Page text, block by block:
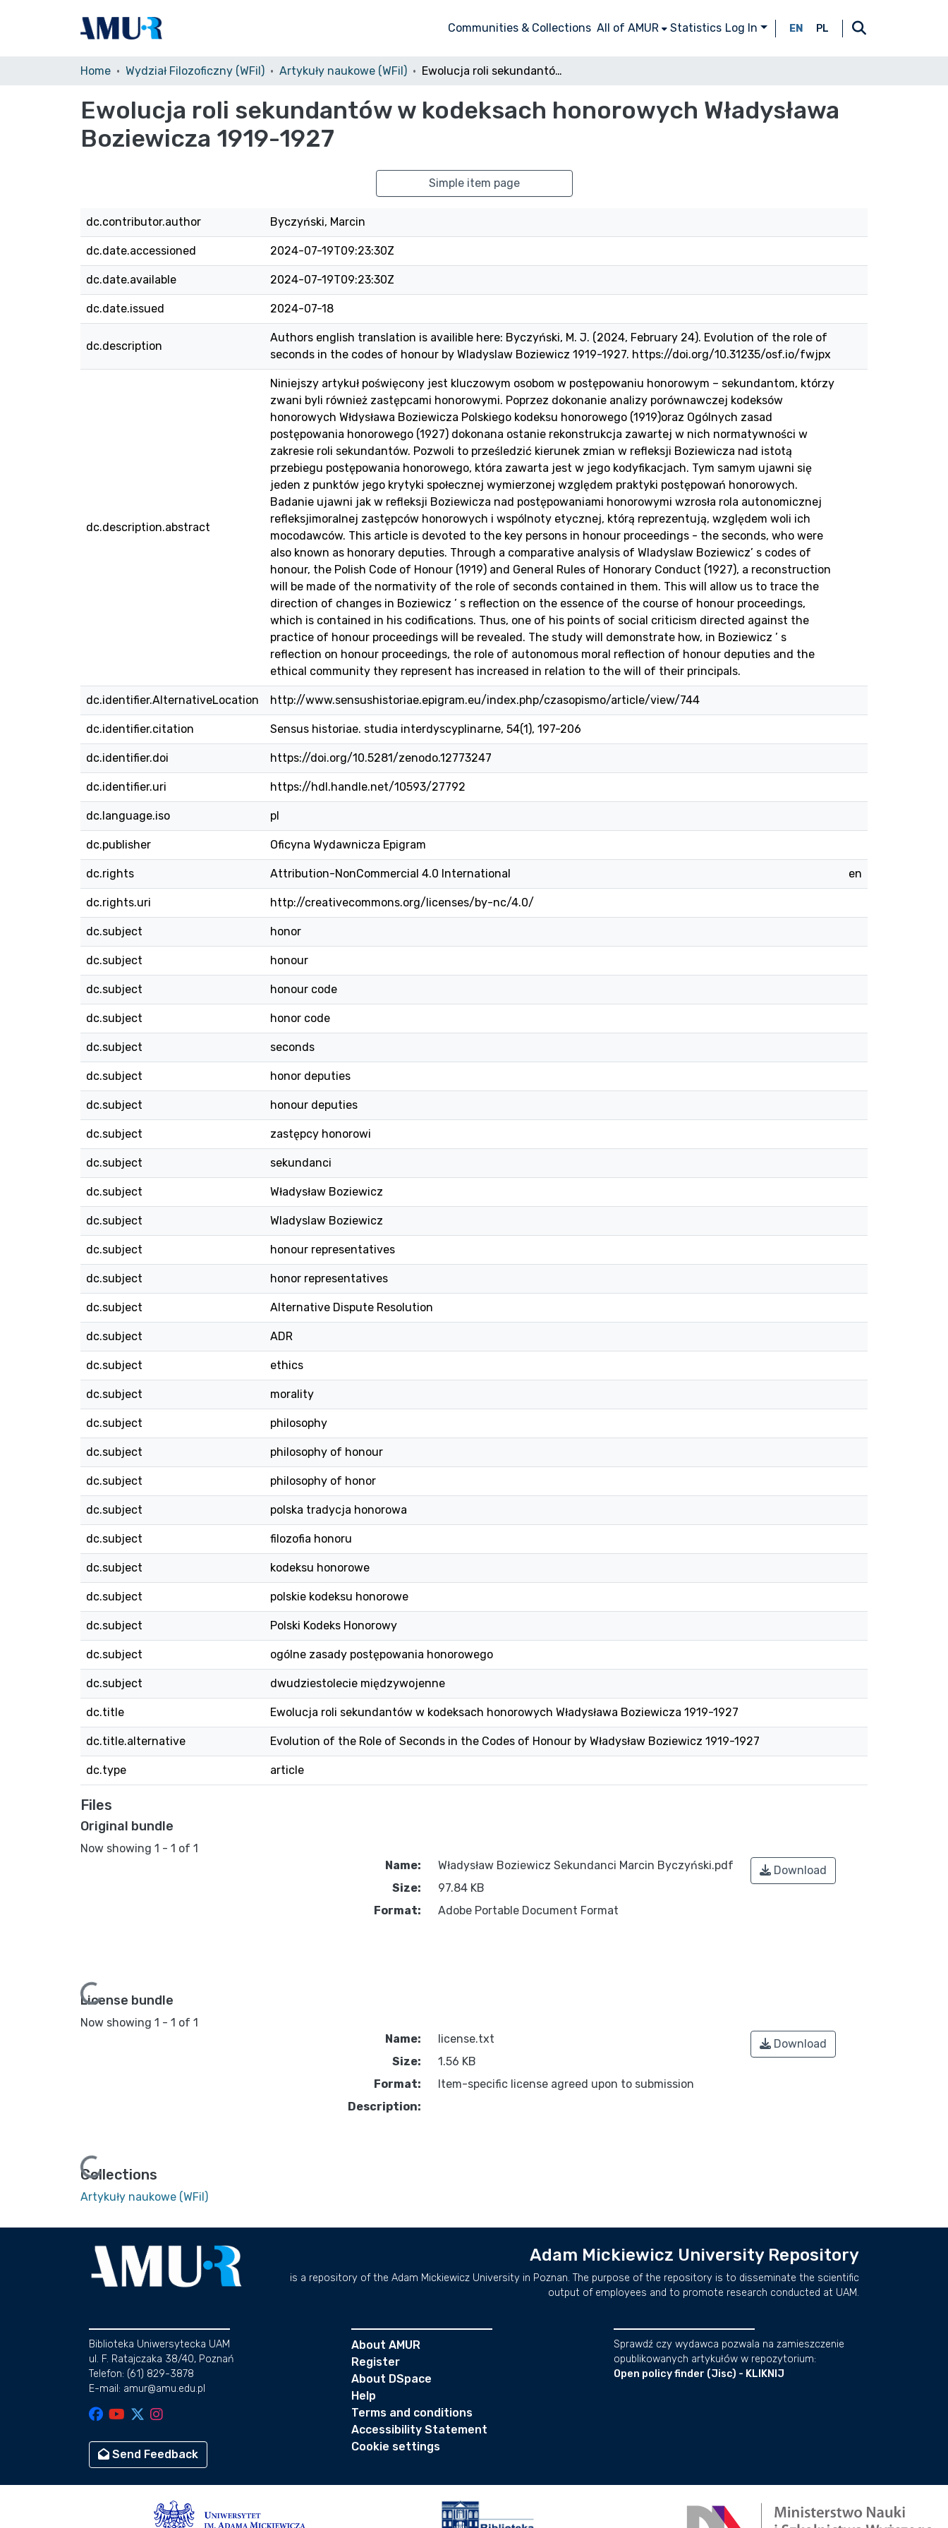
Communities & Collections All of AMUR Statistics Log In EN PL
Home Wydział Filozoficzny (WFil) Artykuły naukowe (WFil) Ewolucja roli sekundantów w kodeksach honorowych Władysława Boziewicza 1919-1927
Ewolucja roli sekundantów w kodeksach honorowych Władysława
Boziewicza 1919-1927
Simple item page
dc.contributor.author Byczyński, Marcin
dc.date.accessioned 2024-07-19T09:23:30Z
dc.date.available 2024-07-19T09:23:30Z
dc.date.issued 2024-07-18
dc.description
Authors english translation is availible here: Byczyński, M. J. (2024, February 24). Evolution of the role of
seconds in the codes of honour by Wladyslaw Boziewicz 1919-1927. https://doi.org/10.31235/osf.io/fwjpx
dc.description.abstract
Niniejszy artykuł poświęcony jest kluczowym osobom w postępowaniu honorowym – sekundantom, którzy
zwani byli również zastępcami honorowymi. Poprzez dokonanie analizy porównawczej kodeksów
honorowych Włdysława Boziewicza Polskiego kodeksu honorowego (1919)oraz Ogólnych zasad
postępowania honorowego (1927) dokonana ostanie rekonstrukcja zawartej w nich normatywności w
zakresie roli sekundantów. Pozwoli to prześledzić kierunek zmian w refleksji Boziewicza nad istotą
przebiegu postępowania honorowego, która zawarta jest w jego kodyfikacjach. Tym samym ujawni się
jeden z punktów jego krytyki społecznej wymierzonej względem praktyki postępowań honorowych.
Badanie ujawni jak w refleksji Boziewicza nad postępowaniami honorowymi wzrosła rola autonomicznej
refleksjimoralnej zastępców honorowych i wspólnoty etycznej, którą reprezentują, względem woli ich
mocodawców. This article is devoted to the key persons in honour proceedings - the seconds, who were
also known as honorary deputies. Through a comparative analysis of Wladyslaw Boziewicz’ s codes of
honour, the Polish Code of Honour (1919) and General Rules of Honorary Conduct (1927), a reconstruction
will be made of the normativity of the role of seconds contained in them. This will allow us to trace the
direction of changes in Boziewicz ’ s reflection on the essence of the course of honour proceedings,
which is contained in his codifications. Thus, one of his points of social criticism directed against the
practice of honour proceedings will be revealed. The study will demonstrate how, in Boziewicz ’ s
reflection on honour proceedings, the role of autonomous moral reflection of honour deputies and the
ethical community they represent has increased in relation to the will of their principals.
dc.identifier.AlternativeLocation http://www.sensushistoriae.epigram.eu/index.php/czasopismo/article/view/744
dc.identifier.citation Sensus historiae. studia interdyscyplinarne, 54(1), 197-206
dc.identifier.doi https://doi.org/10.5281/zenodo.12773247
dc.identifier.uri https://hdl.handle.net/10593/27792
dc.language.iso pl
dc.publisher Oficyna Wydawnicza Epigram
dc.rights Attribution-NonCommercial 4.0 International en
dc.rights.uri http://creativecommons.org/licenses/by-nc/4.0/
dc.subject honor
dc.subject honour
dc.subject honour code
dc.subject honor code
dc.subject seconds
dc.subject honor deputies
dc.subject honour deputies
dc.subject zastępcy honorowi
dc.subject sekundanci
dc.subject Władysław Boziewicz
dc.subject Wladyslaw Boziewicz
dc.subject honour representatives
dc.subject honor representatives
dc.subject Alternative Dispute Resolution
dc.subject ADR
dc.subject ethics
dc.subject morality
dc.subject philosophy
dc.subject philosophy of honour
dc.subject philosophy of honor
dc.subject polska tradycja honorowa
dc.subject filozofia honoru
dc.subject kodeksu honorowe
dc.subject polskie kodeksu honorowe
dc.subject Polski Kodeks Honorowy
dc.subject ogólne zasady postępowania honorowego
dc.subject dwudziestolecie międzywojenne
dc.title Ewolucja roli sekundantów w kodeksach honorowych Władysława Boziewicza 1919-1927
dc.title.alternative Evolution of the Role of Seconds in the Codes of Honour by Władysław Boziewicz 1919-1927
dc.type article
Files
Original bundle
Now showing 1 - 1 of 1
Loading...
Name:
Władysław Boziewicz Sekundanci Marcin Byczyński.pdf
Size:
97.84 KB
Format:
Adobe Portable Document Format
Download
License bundle
Now showing 1 - 1 of 1
Loading...
Name:
license.txt
Size:
1.56 KB
Format:
Item-specific license agreed upon to submission
Description:
Download
Collections
Artykuły naukowe (WFil)
Adam Mickiewicz University Repository
is a repository of the Adam Mickiewicz University in Poznan. The purpose of the repository is to disseminate the scientific
output of employees and to promote research conducted at UAM.
Biblioteka Uniwersytecka UAM
ul. F. Ratajczaka 38/40, Poznań
Telefon: (61) 829-3878
E-mail: amur@amu.edu.pl
Send Feedback
About AMUR
Register
About DSpace
Help
Terms and conditions
Accessibility Statement
Cookie settings
Sprawdź czy wydawca pozwala na zamieszczenie
opublikowanych artykułów w repozytorium:
Open policy finder (Jisc) - KLIKNIJ